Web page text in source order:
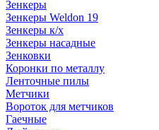
Зенкеры
Зенкеры Weldon 19
Зенкеры к/х
Зенкеры насадные
Зенковки
Коронки по металлу
Ленточные пилы
Метчики
Вороток для метчиков
Гаечные